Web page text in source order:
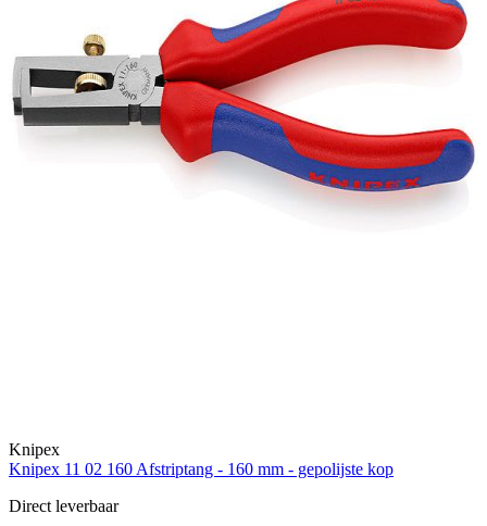
Knipex
Knipex 11 02 160 Afstriptang - 160 mm - gepolijste kop
Direct leverbaar